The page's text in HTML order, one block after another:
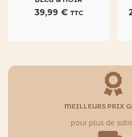
39,99 € TTC
MEILLEURS PRIX
pour plus de